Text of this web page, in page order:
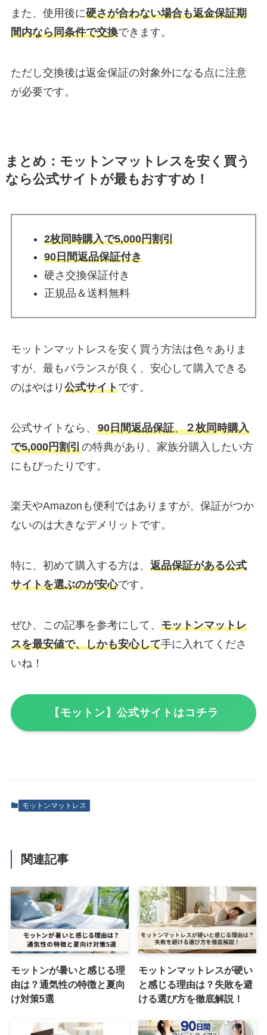
また、使用後に硬さが合わない場合も返金保証期
間内なら同条件で交換できます。
ただし交換後は返金保証の対象外になる点に注意
が必要です。
まとめ：モットンマットレスを安く買う
なら公式サイトが最もおすすめ！
2枚同時購入で5,000円割引
90日間返品保証付き
硬さ交換保証付き
正規品＆送料無料
モットンマットレスを安く買う方法は色々ありま
すが、最もバランスが良く、安心して購入できる
のはやはり 公式サイトです。
公式サイトなら、 90日間返品保証、２枚同時購入
で5,000円割引の特典があり、家族分購入したい方
にもぴったりです。
楽天やAmazonも便利ではありますが、保証がつか
ないのは大きなデメリットです。
特に、初めて購入する方は、 返品保証がある公式
サイトを選ぶのが安心です。
ぜひ、この記事を参考にして、 モットンマットレ
スを最安値で、しかも安心して手に入れてくださ
いね！
【モットン】公式サイトはコチラ
モットンマットレス
関連記事
モットンが暑いと感じる理
由は？通気性の特徴と夏向
け対策5選
モットンマットレスが硬い
と感じる理由は？失敗を避
ける選び方を徹底解説！